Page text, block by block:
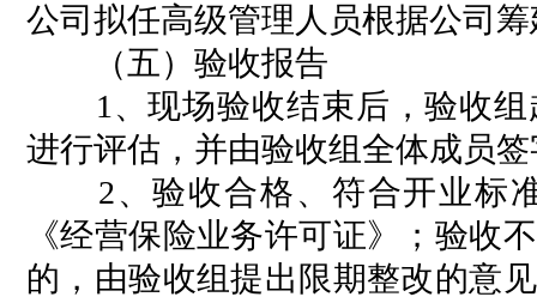
公司拟任高级管理人员根据公司
（五）验收报告
1、现场验收结束后，验收组
进行评估，并由验收组全体成员
2、验收合格、符合开业标准
《经营保险业务许可证》；验收
的，由验收组提出限期整改的意